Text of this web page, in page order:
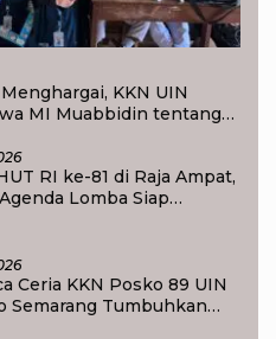
KKN UIN
MI Muabbidin tentang
RI ke-81 di Raja Ampat,
Lomba Siap
Ceria KKN Posko 89 UIN
Semarang Tumbuhkan